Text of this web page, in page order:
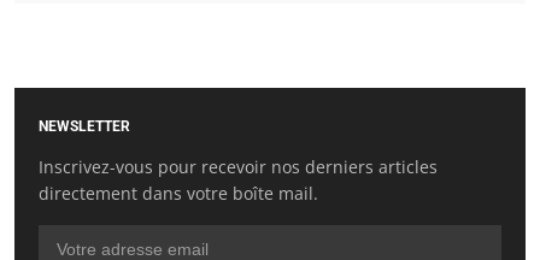
NEWSLETTER
Inscrivez-vous pour recevoir nos derniers articles
directement dans votre boîte mail.